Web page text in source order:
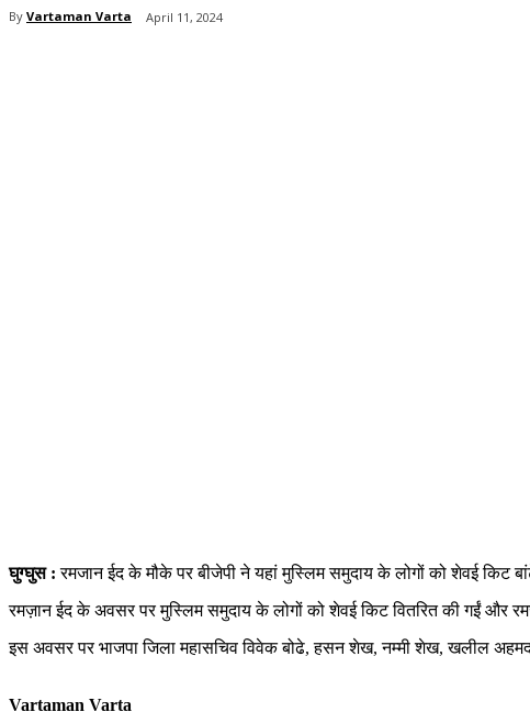
By Vartaman Varta April 11, 2024
घुग्घुस : रमजान ईद के मौके पर बीजेपी ने यहां मुस्लिम समुदाय के लोगों को शेवई किट
रमज़ान ईद के अवसर पर मुस्लिम समुदाय के लोगों को शेवई किट वितरित की गईं और
इस अवसर पर भाजपा जिला महासचिव विवेक बोढे, हसन शेख, नम्मी शेख, खलील
Vartaman Varta